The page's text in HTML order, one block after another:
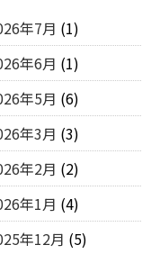
年7月 (1)
年6月 (1)
年5月 (6)
年3月 (3)
年2月 (2)
年1月 (4)
年12月 (5)